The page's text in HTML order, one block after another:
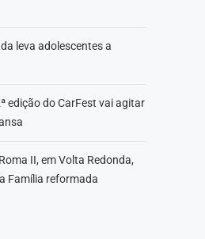
leva adolescentes a
edição do CarFest vai agitar
II, em Volta Redonda,
Família reformada